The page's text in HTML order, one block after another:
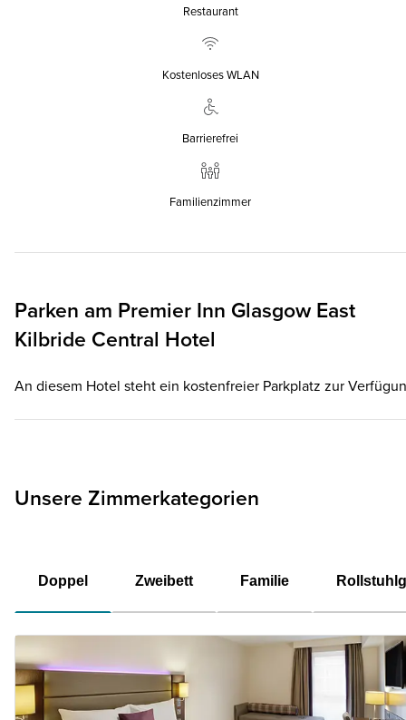
Restaurant
Kostenloses WLAN
Barrierefrei
Familienzimmer
Parken am Premier Inn Glasgow East
Kilbride Central Hotel
An diesem Hotel steht ein kostenfreier Parkplatz zur
Unsere Zimmerkategorien
Doppel Zweibett Familie